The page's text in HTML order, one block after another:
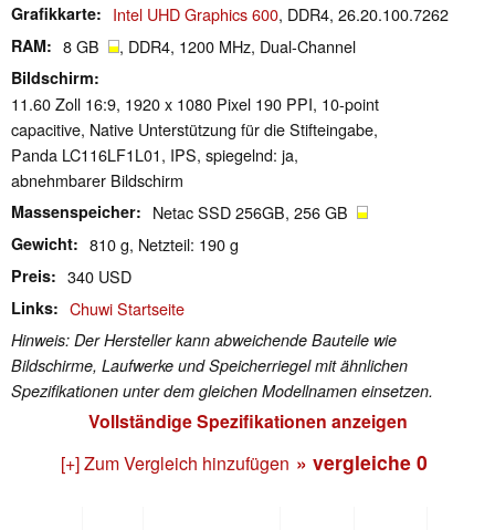
Grafikkarte Intel UHD Graphics 600, DDR4, 26.20.100.7262
RAM 8 GB , DDR4, 1200 MHz, Dual-Channel
Bildschirm
11.60 Zoll 16:9, 1920 x 1080 Pixel 190 PPI, 10-point
capacitive, Native Unterstützung für die Stifteingabe,
Panda LC116LF1L01, IPS, spiegelnd: ja,
abnehmbarer Bildschirm
Massenspeicher Netac SSD 256GB, 256 GB
Gewicht 810 g, Netzteil: 190 g
Preis 340 USD
Links Chuwi Startseite
Hinweis: Der Hersteller kann abweichende Bauteile wie
Bildschirme, Laufwerke und Speicherriegel mit ähnlichen
Spezifikationen unter dem gleichen Modellnamen einsetzen.
Vollständige Spezifikationen anzeigen
[+] Zum Vergleich hinzufügen » vergleiche 0